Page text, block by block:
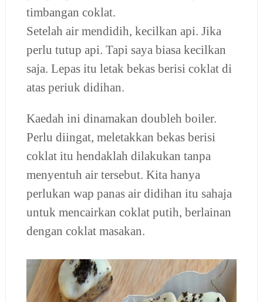
timbangan coklat.
Setelah air mendidih, kecilkan api. Jika
perlu tutup api. Tapi saya biasa kecilkan
saja. Lepas itu letak bekas berisi coklat di
atas periuk didihan.
Kaedah ini dinamakan doubleh boiler.
Perlu diingat, meletakkan bekas berisi
coklat itu hendaklah dilakukan tanpa
menyentuh air tersebut. Kita hanya
perlukan wap panas air didihan itu sahaja
untuk mencairkan coklat putih, berlainan
dengan coklat masakan.